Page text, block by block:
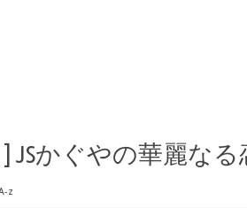
JSかぐやの華麗な
z